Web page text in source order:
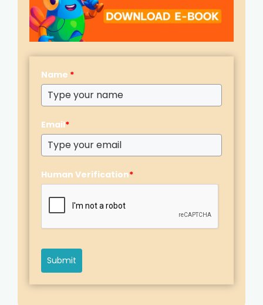
Name *
Email*
Human Verification*
Submit